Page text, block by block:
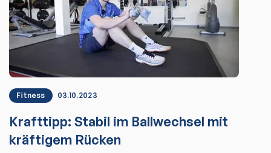
Fitness 03.10.2023
Krafttipp: Stabil im Ballwechsel mit
kräftigem Rücken